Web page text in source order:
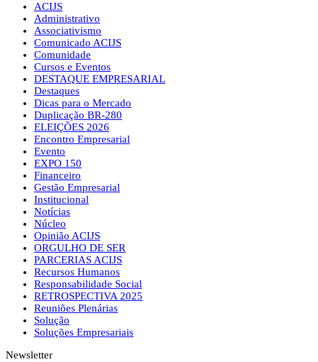
ACIJS
Administrativo
Associativismo
Comunicado ACIJS
Comunidade
Cursos e Eventos
DESTAQUE EMPRESARIAL
Destaques
Dicas para o Mercado
Duplicação BR-280
ELEIÇÕES 2026
Encontro Empresarial
Evento
EXPO 150
Financeiro
Gestão Empresarial
Institucional
Notícias
Núcleo
Opinião ACIJS
ORGULHO DE SER
PARCERIAS ACIJS
Recursos Humanos
Responsabilidade Social
RETROSPECTIVA 2025
Reuniões Plenárias
Solução
Soluções Empresariais
Newsletter